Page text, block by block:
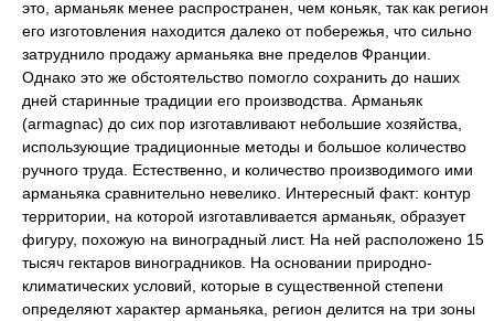
это, арманьяк менее распространен, чем коньяк, так как регион
его изготовления находится далеко от побережья, что сильно
затруднило продажу арманьяка вне пределов Франции.
Однако это же обстоятельство помогло сохранить до наших
дней старинные традиции его производства. Арманьяк
(armagnac) до сих пор изготавливают небольшие хозяйства,
использующие традиционные методы и большое количество
ручного труда. Естественно, и количество производимого ими
арманьяка сравнительно невелико. Интересный факт: контур
территории, на которой изготавливается арманьяк, образует
фигуру, похожую на виноградный лист. На ней расположено 15
тысяч гектаров виноградников. На основании природно-
климатических условий, которые в существенной степени
определяют характер арманьяка, регион делится на три зоны